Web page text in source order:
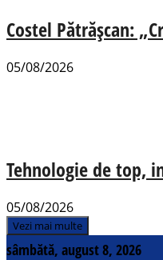
Costel Pătrășcan:
05/08/2026
Tehnologie de top,
05/08/2026
Vezi mai multe
sâmbătă, august 8, 2026